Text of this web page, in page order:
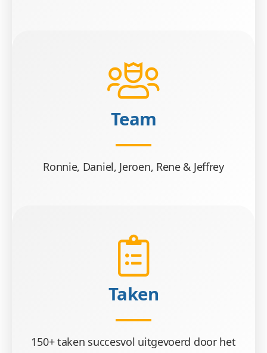
Team
Ronnie, Daniel, Jeroen, Rene & Jeffrey
Taken
150+ taken succesvol uitgevoerd door het